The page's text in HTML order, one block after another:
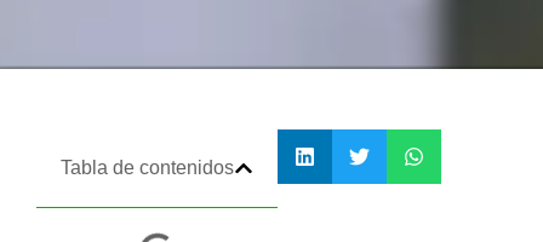
Tabla de contenidos